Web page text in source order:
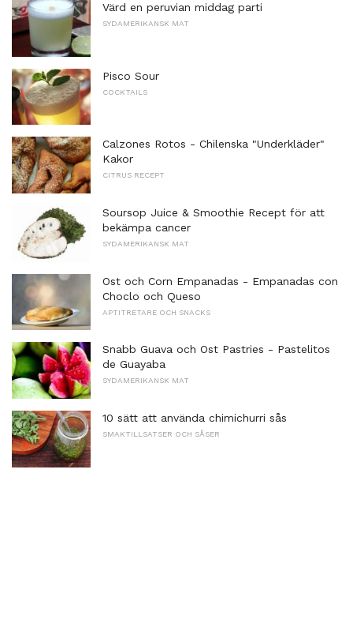
Värd en peruvian middag parti
SYDAMERIKANSK MAT
Pisco Sour
COCKTAILS
Calzones Rotos - Chilenska "Underkläder"
Kakor
CITRUS RECEPT
Soursop Juice & Smoothie Recept för att
bekämpa cancer
SYDAMERIKANSK MAT
Ost och Corn Empanadas - Empanadas con
Choclo och Queso
APTITRETARE OCH SNACKS
Snabb Guava och Ost Pastries - Pastelitos
de Guayaba
SYDAMERIKANSK MAT
10 sätt att använda chimichurri sås
SMAKTILLSATSER OCH SÅSER